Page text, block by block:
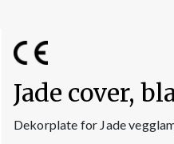
Jade cover,
Dekorplate for Jade